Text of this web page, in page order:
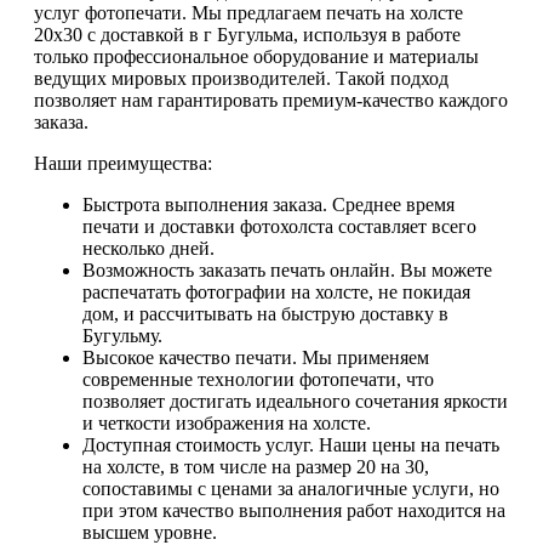
услуг фотопечати. Мы предлагаем печать на холсте
20х30 с доставкой в г Бугульма, используя в работе
только профессиональное оборудование и материалы
ведущих мировых производителей. Такой подход
позволяет нам гарантировать премиум-качество каждого
заказа.
Наши преимущества:
Быстрота выполнения заказа. Среднее время
печати и доставки фотохолста составляет всего
несколько дней.
Возможность заказать печать онлайн. Вы можете
распечатать фотографии на холсте, не покидая
дом, и рассчитывать на быструю доставку в
Бугульму.
Высокое качество печати. Мы применяем
современные технологии фотопечати, что
позволяет достигать идеального сочетания яркости
и четкости изображения на холсте.
Доступная стоимость услуг. Наши цены на печать
на холсте, в том числе на размер 20 на 30,
сопоставимы с ценами за аналогичные услуги, но
при этом качество выполнения работ находится на
высшем уровне.